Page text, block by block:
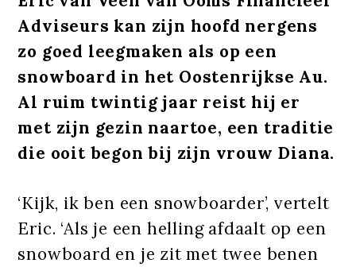
Adviseurs kan zijn hoofd nergens
zo goed leegmaken als op een
snowboard in het Oostenrijkse Au.
Al ruim twintig jaar reist hij er
met zijn gezin naartoe, een traditie
die ooit begon bij zijn vrouw Diana.
‘Kijk, ik ben een snowboarder’, vertelt
Eric. ‘Als je een helling afdaalt op een
snowboard en je zit met twee benen